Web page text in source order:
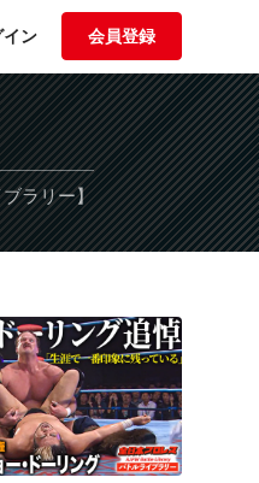
イン 会員登録
ラリー】
全日本プロレス バトルライブラリー 2017年10月21日 三冠ヘビー級選手権 諏訪魔 VS ジョー・ドーリング